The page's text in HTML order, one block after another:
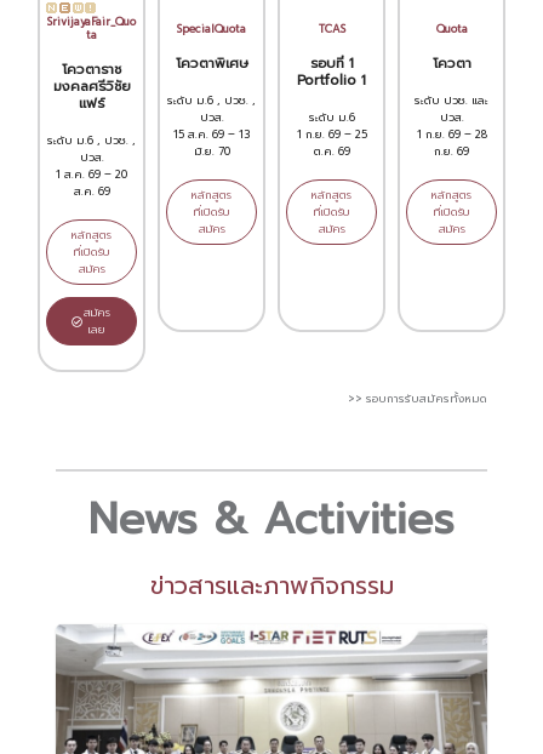
SrivijayaFair_Quo
ta
โควตาราช
มงคลศรีวิชัย
แฟร์
ระดับ ม.6 , ปวช. ,
ปวส.
1 ส.ค. 69 – 20
ส.ค. 69
หลักสูตร
ที่เปิดรับ
สมัคร
สมัคร
เลย
SpecialQuota
โควตาพิเศษ
ระดับ ม.6 , ปวช. ,
ปวส.
15 ส.ค. 69 – 13
มิ.ย. 70
หลักสูตร
ที่เปิดรับ
สมัคร
TCAS
รอบที่ 1
Portfolio 1
ระดับ ม.6
1 ก.ย. 69 – 25
ต.ค. 69
หลักสูตร
ที่เปิดรับ
สมัคร
Quota
โควตา
ระดับ ปวช. และ
ปวส.
1 ก.ย. 69 – 28
ก.ย. 69
หลักสูตร
ที่เปิดรับ
สมัคร
>> รอบการรับสมัครทั้งหมด
News & Activities
ข่าวสารและภาพกิจกรรม